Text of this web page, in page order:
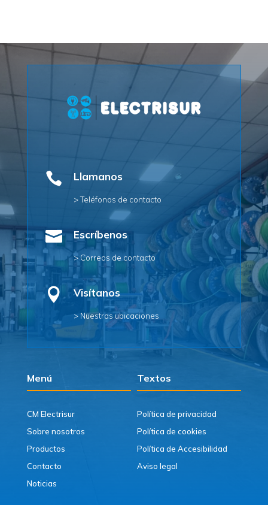
 Llamanos
> Teléfonos de contacto
 Escríbenos
> Correos de contacto
 Visítanos
> Nuestras ubicaciones
Menú Textos
CM Electrisur
Sobre nosotros
Productos
Contacto
Noticias
Política de privacidad
Política de cookies
Política de Accesibilidad
Aviso legal